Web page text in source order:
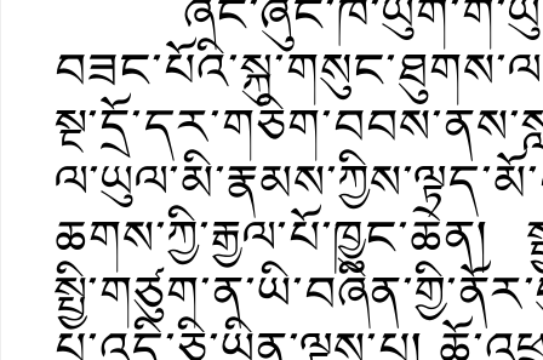
ཆགས་ཀྱི་རྒྱལ་པོ་ཁྱུང་ཆེན།